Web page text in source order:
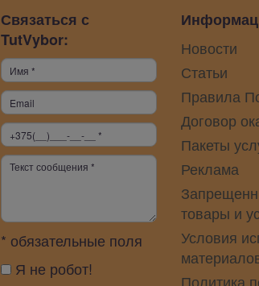
Связаться с
TutVybor:
* обязательные поля
Я не робот!
Новости
Статьи
Правила
Договор
Пакеты
Реклама
товары и
Условия
Политика